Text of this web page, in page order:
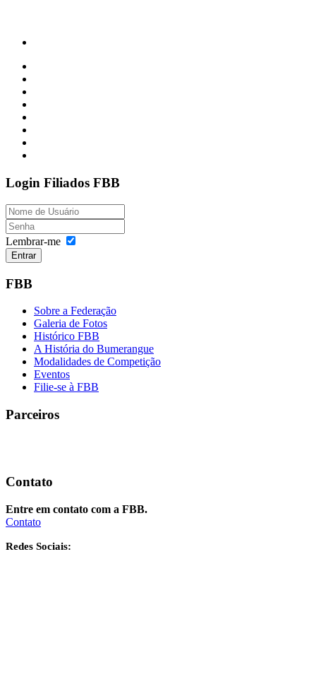
Login Filiados FBB
Lembrar-me
Entrar
FBB
Sobre a Federação
Galeria de Fotos
Histórico FBB
A História do Bumerangue
Modalidades de Competição
Eventos
Filie-se à FBB
Parceiros
Contato
Entre em contato com a FBB.
Contato
Redes Sociais: